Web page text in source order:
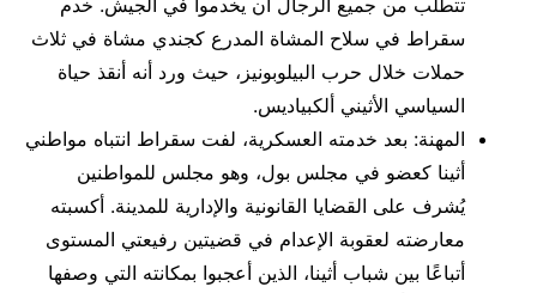
تتطلب من جميع الرجال أن يخدموا في الجيش. خدم
سقراط في سلاح المشاة المدرع كجندي مشاة في ثلاث
حملات خلال حرب البيلوبونيز، حيث ورد أنه أنقذ حياة
السياسي الأثيني ألكبياديس.
المهنة: بعد خدمته العسكرية، لفت سقراط انتباه مواطني
أثينا كعضو في مجلس بول، وهو مجلس للمواطنين
يُشرف على القضايا القانونية والإدارية للمدينة. أكسبته
معارضته لعقوبة الإعدام في قضيتين رفيعتي المستوى
أتباعًا بين شباب أثينا، الذين أعجبوا بمكانته التي وصفها